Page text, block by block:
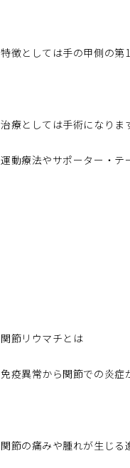
特徴としては手の甲側の第
治療としては手術になりま
運動療法やサポーター・テ
関節リウマチとは
免疫異常から関節での炎症
関節の痛みや腫れが生じる